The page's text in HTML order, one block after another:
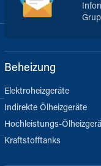
Beheizung
Elektroheizgeräte
Indirekte Ölheizgeräte
Hochleistungs-
Kraftstofftanks